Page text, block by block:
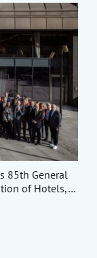
85th General
of Hotels,…